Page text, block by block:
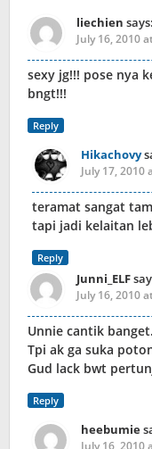
liechien says:
July 16, 2010
sexy jg!!! pose nya
bngt!!!
Reply
Hikachovy
July 17, 2010
teramat sangat
tapi jadi kelaitan
Reply
Junni_ELF
July 16, 2010
Unnie cantik
Tpi ak ga suka
Gud lack bwt
Reply
heebumie